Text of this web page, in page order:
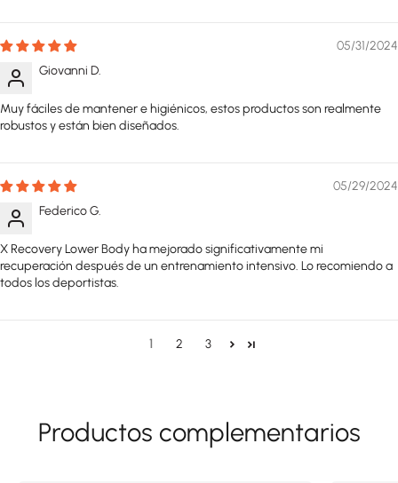
05/31/2024
Giovanni D.
Muy fáciles de mantener e higiénicos, estos productos son realmente
robustos y están bien diseñados.
05/29/2024
Federico G.
X Recovery Lower Body ha mejorado significativamente mi
recuperación después de un entrenamiento intensivo. Lo recomiendo a
todos los deportistas.
1 2 3